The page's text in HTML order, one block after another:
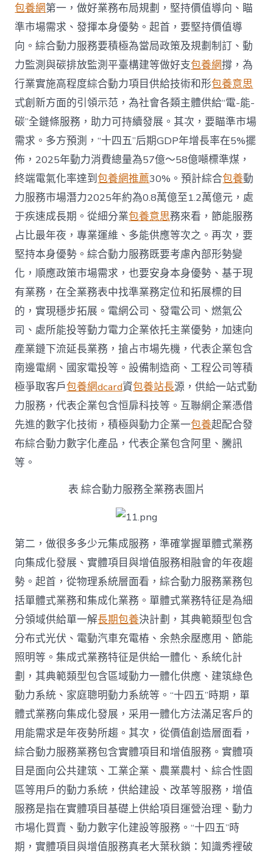
包養網第一，做好業務布局規劃，堅持價值導向、瞄
準市場需求、發揮本身優勢。起首，要堅持價值導
向。綜合動力服務要積極為當局政策及規劃制訂、動
力監測與碳排放監測平臺構建等做好支包養網撐，為
行業實施高程度綜合動力項目供給技術和形包養意思
式創新方面的引領示范，為社會各類主體供給“電-能-
碳”全鏈條服務，助力可持續發展。其次，要瞄準市場
需求。多方預測，“十四五”后期GDP年增長率在5%擺
佈，2025年動力消費總量為57億～58億噸標準煤，
終端電氣化率達到包養網推薦30%。預計綜合包養動
力服務市場潛力2025年約為0.8萬億至1.2萬億元，處
于疾速成長期。從細分業包養意思務來看，節能服務
占比最年夜，專業運維、多能供應等次之。再次，要
堅持本身優勢。綜合動力服務既要考慮內部形勢變
化，順應政策市場需求，也要安身本身優勢、基于現
有業務，在全業務表中找準業務定位和拓展標的目
的，實現穩步拓展。電網公司、發電公司、燃氣公
司、處所能投等動力電力企業依托主業優勢，加速向
產業鏈下流延長業務，搶占市場先機，代表企業包含
南邊電網、國家電投等。設備制造商、工程公司等積
極爭取客戶包養網dcard資包養站長源，供給一站式動
力服務，代表企業包含恒扉科技等。互聯網企業憑借
先進的數字化技術，積極與動力企業一包養起配合發
布綜合動力數字化產品，代表企業包含阿里、騰訊
等。
表 綜合動力服務全業務表圖片
第二，做很多多少元集成服務，準確掌握單體式業務
向集成化發展、實體項目與增值服務相融會的年夜趨
勢。起首，從物理系統層面看，綜合動力服務業務包
括單體式業務和集成化業務。單體式業務特征是為細
分領域供給單一解長期包養決計劃，其典範類型包含
分布式光伏、電動汽車充電樁、余熱余壓應用、節能
照明等。集成式業務特征是供給一體化、系統化計
劃，其典範類型包含區域動力一體化供應、建筑綠色
動力系統、家庭聰明動力系統等。“十四五”時期，單
體式業務向集成化發展，采用一體化方法滿足客戶的
用能需求是年夜勢所趨。其次，從價值創造層面看，
綜合動力服務業務包含實體項目和增值服務。實體項
目是面向公共建筑、工業企業、農業農村、綜合性園
區等用戶的動力系統，供給建設、改革等服務，增值
服務是指在實體項目基礎上供給項目運營治理、動力
市場化買賣、動力數字化建設等服務。“十四五”時
期，實體項目與增值服務真老大葉秋鎖：知識秀裡破